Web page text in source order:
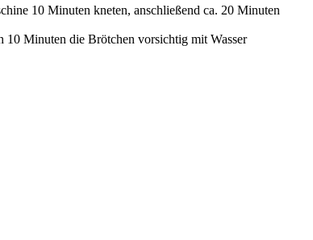
10 Minuten kneten, anschließend ca. 20 Minuten
10 Minuten die Brötchen vorsichtig mit Wasser